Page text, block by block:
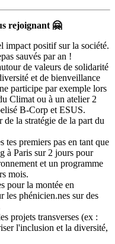
rejoignant 🤗
impact positif sur la société.
sauvés par an !
de valeurs de solidarité
et de bienveillance
participe par exemple lors
Climat ou à un atelier 2
B-Corp et ESUS.
la stratégie de la part du
tes premiers pas en tant que
à Paris sur 2 jours pour
et un programme
mois.
pour la montée en
les phénicien.nes sur des
projets transverses (ex :
l'inclusion et la diversité,